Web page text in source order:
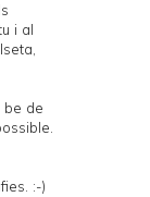
i al
be de
:-)